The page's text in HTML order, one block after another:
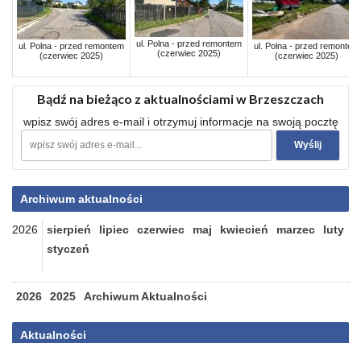
ul. Polna - przed remontem
(czerwiec 2025)
ul. Polna - przed remontem
(czerwiec 2025)
ul. Polna - przed remontem
(czerwiec 2025)
Bądź na bieżąco z aktualnościami w Brzeszczach
wpisz swój adres e-mail i otrzymuj informacje na swoją pocztę
Archiwum aktualności
2026 sierpień lipiec czerwiec maj kwiecień marzec
luty
styczeń
2026 2025 Archiwum Aktualności
Aktualności